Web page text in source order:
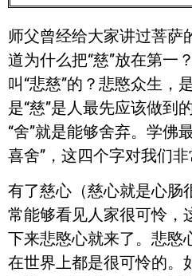
师父曾经给大家讲过菩萨
道为什么把“慈”放在第一
叫“悲慈”的？悲愍众生，
是“慈”是人最先应该做到
“舍”就是能够舍弃。学佛
喜舍”，这四个字对我们非
有了慈心（慈心就是心肠
常能够看见人家很可怜，
下来悲愍心就来了。悲愍
在世界上都是很可怜的。